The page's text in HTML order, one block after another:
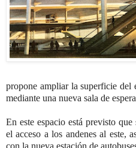
propone ampliar la superficie
mediante una nueva sala de
En este espacio está previsto
el acceso a los andenes al este,